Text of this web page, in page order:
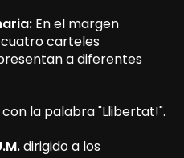
En el margen
carteles
a diferentes
con la palabra "Llibertat!".
dirigido a los